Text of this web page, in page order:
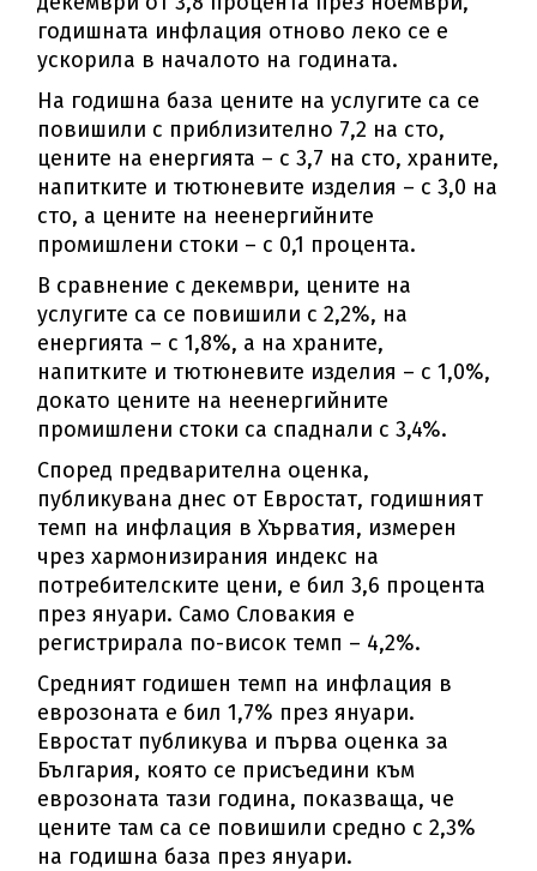
годишната инфлация отново леко се е
ускорила в началото на годината.
На годишна база цените на услугите са се
повишили с приблизително 7,2 на сто,
цените на енергията – с 3,7 на сто, храните,
напитките и тютюневите изделия – с 3,0 на
сто, а цените на неенергийните
промишлени стоки – с 0,1 процента.
В сравнение с декември, цените на
услугите са се повишили с 2,2%, на
енергията – с 1,8%, а на храните,
напитките и тютюневите изделия – с 1,0%,
докато цените на неенергийните
промишлени стоки са спаднали с 3,4%.
Според предварителна оценка,
публикувана днес от Евростат, годишният
темп на инфлация в Хърватия, измерен
чрез хармонизирания индекс на
потребителските цени, е бил 3,6 процента
през януари. Само Словакия е
регистрирала по-висок темп – 4,2%.
Средният годишен темп на инфлация в
еврозоната е бил 1,7% през януари.
Евростат публикува и първа оценка за
България, която се присъедини към
еврозоната тази година, показваща, че
цените там са се повишили средно с 2,3%
на годишна база през януари.